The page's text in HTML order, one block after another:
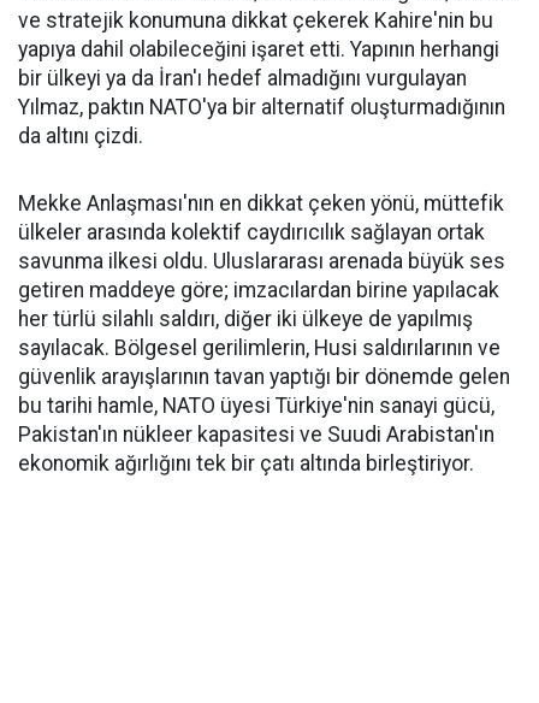
ve stratejik konumuna dikkat çekerek Kahire'nin bu
yapıya dahil olabileceğini işaret etti. Yapının herhangi
bir ülkeyi ya da İran'ı hedef almadığını vurgulayan
Yılmaz, paktın NATO'ya bir alternatif oluşturmadığının
da altını çizdi.
Mekke Anlaşması'nın en dikkat çeken yönü, müttefik
ülkeler arasında kolektif caydırıcılık sağlayan ortak
savunma ilkesi oldu. Uluslararası arenada büyük ses
getiren maddeye göre; imzacılardan birine yapılacak
her türlü silahlı saldırı, diğer iki ülkeye de yapılmış
sayılacak. Bölgesel gerilimlerin, Husi saldırılarının ve
güvenlik arayışlarının tavan yaptığı bir dönemde gelen
bu tarihi hamle, NATO üyesi Türkiye'nin sanayi gücü,
Pakistan'ın nükleer kapasitesi ve Suudi Arabistan'ın
ekonomik ağırlığını tek bir çatı altında birleştiriyor.